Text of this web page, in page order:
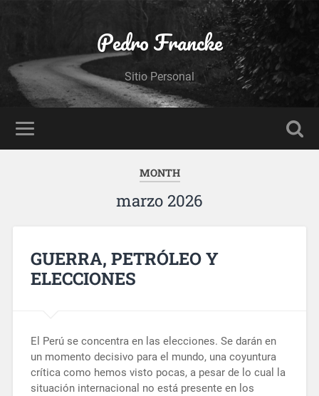
Pedro Francke
Sitio Personal
MONTH
marzo 2026
GUERRA, PETRÓLEO Y
ELECCIONES
El Perú se concentra en las elecciones. Se darán en
un momento decisivo para el mundo, una coyuntura
crítica como hemos visto pocas, a pesar de lo cual la
situación internacional no está presente en los